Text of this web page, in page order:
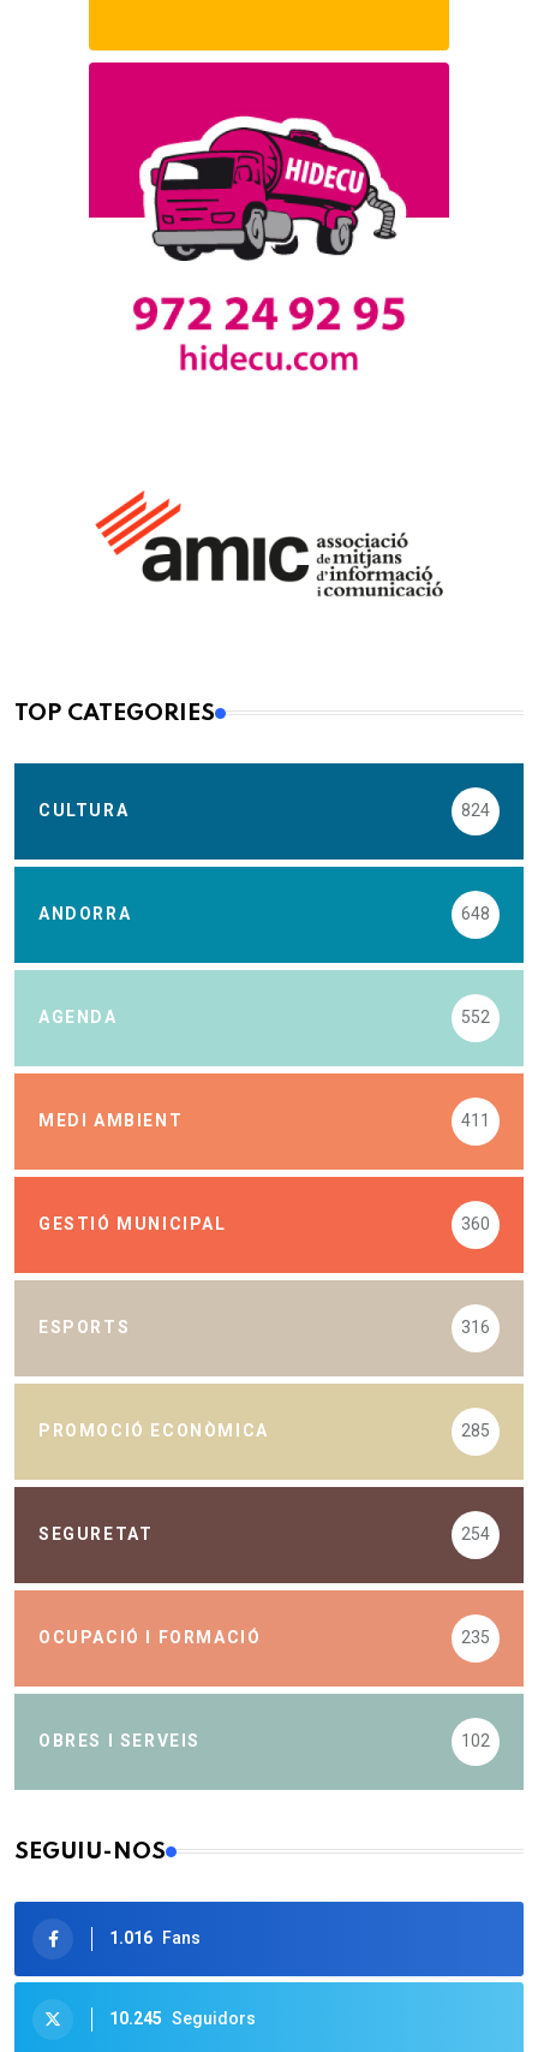
TOP CATEGORIES
CULTURA 824
ANDORRA 648
AGENDA 552
MEDI AMBIENT 411
GESTIÓ MUNICIPAL 360
ESPORTS 316
PROMOCIÓ ECONÒMICA 285
SEGURETAT 254
OCUPACIÓ I FORMACIÓ 235
OBRES I SERVEIS 102
SEGUIU-NOS
1.016 Fans
10.245 Seguidors